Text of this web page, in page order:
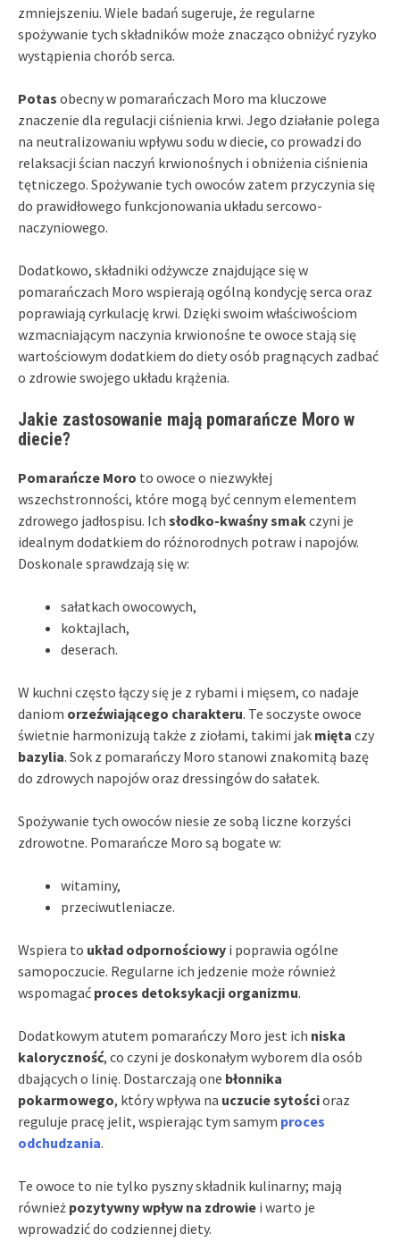
zmniejszeniu. Wiele badań sugeruje, że regularne
spożywanie tych składników może znacząco obniżyć ryzyko
wystąpienia chorób serca.
Potas obecny w pomarańczach Moro ma kluczowe
znaczenie dla regulacji ciśnienia krwi. Jego działanie polega
na neutralizowaniu wpływu sodu w diecie, co prowadzi do
relaksacji ścian naczyń krwionośnych i obniżenia ciśnienia
tętniczego. Spożywanie tych owoców zatem przyczynia się
do prawidłowego funkcjonowania układu sercowo-
naczyniowego.
Dodatkowo, składniki odżywcze znajdujące się w
pomarańczach Moro wspierają ogólną kondycję serca oraz
poprawiają cyrkulację krwi. Dzięki swoim właściwościom
wzmacniającym naczynia krwionośne te owoce stają się
wartościowym dodatkiem do diety osób pragnących zadbać
o zdrowie swojego układu krążenia.
Jakie zastosowanie mają pomarańcze Moro w
diecie?
Pomarańcze Moro to owoce o niezwykłej
wszechstronności, które mogą być cennym elementem
zdrowego jadłospisu. Ich słodko-kwaśny smakczyni je
idealnym dodatkiem do różnorodnych potraw i napojów.
Doskonale sprawdzają się w:
sałatkach owocowych,
koktajlach,
deserach.
W kuchni często łączy się je z rybami i mięsem, co nadaje
daniom orzeźwiającego charakteru. Te soczyste owoce
świetnie harmonizują także z ziołami, takimi jak mięta czy
bazylia. Sok z pomarańczy Moro stanowi znakomitą bazę
do zdrowych napojów oraz dressingów do sałatek.
Spożywanie tych owoców niesie ze sobą liczne korzyści
zdrowotne. Pomarańcze Moro są bogate w:
witaminy,
przeciwutleniacze.
Wspiera to układ odpornościowy i poprawia ogólne
samopoczucie. Regularne ich jedzenie może również
wspomagać proces detoksykacji organizmu.
Dodatkowym atutem pomarańczy Moro jest ich niska
kaloryczność, co czyni je doskonałym wyborem dla osób
dbających o linię. Dostarczają one błonnika
pokarmowego, który wpływa na uczucie sytościoraz
reguluje pracę jelit, wspierając tym samym proces
odchudzania.
Te owoce to nie tylko pyszny składnik kulinarny; mają
również pozytywny wpływ na zdrowie i warto je
wprowadzić do codziennej diety.